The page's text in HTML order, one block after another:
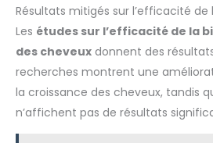
Résultats mitigés sur l’efficacité de
Les études sur l’efficacité de la
des cheveux donnent des
recherches montrent une
la croissance des cheveux, tandis
n’affichent pas de résultats